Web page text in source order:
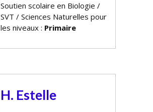
Soutien scolaire en Biologie /
SVT / Sciences Naturelles pour
les niveaux : Primaire
H. Estelle